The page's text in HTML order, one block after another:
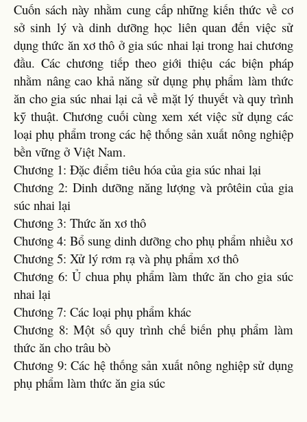
Cuốn sách này nhằm cung cấp những kiến thức về cơ
sở sinh lý và dinh dưỡng học liên quan đến việc sử
dụng thức ăn xơ thô ở gia súc nhai lại trong hai chương
đầu. Các chương tiếp theo giới thiệu các biện pháp
nhằm nâng cao khả năng sử dụng phụ phẩm làm thức
ăn cho gia súc nhai lại cả về mặt lý thuyết và quy trình
kỹ thuật. Chương cuối cùng xem xét việc sử dụng các
loại phụ phẩm trong các hệ thống sản xuất nông nghiệp
bền vững ở Việt Nam.
Chương 1: Đặc điểm tiêu hóa của gia súc nhai lại
Chương 2: Dinh dưỡng năng lượng và prôtêin của gia
súc nhai lại
Chương 3: Thức ăn xơ thô
Chương 4: Bổ sung dinh dưỡng cho phụ phẩm nhiều xơ
Chương 5: Xử lý rơm rạ và phụ phẩm xơ thô
Chương 6: Ủ chua phụ phẩm làm thức ăn cho gia súc
nhai lại
Chương 7: Các loại phụ phẩm khác
Chương 8: Một số quy trình chế biến phụ phẩm làm
thức ăn cho trâu bò
Chương 9: Các hệ thống sản xuất nông nghiệp sử dụng
phụ phẩm làm thức ăn gia súc